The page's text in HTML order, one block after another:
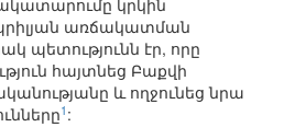
կրկին
առճակատման
պետությունն էր, որը
հայտնեց Բաքվի
և ողջունեց նրա
1 :